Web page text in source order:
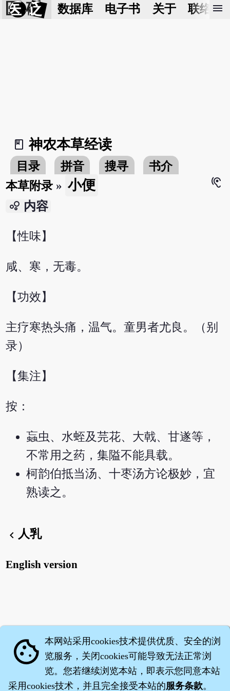
医 砭 数据库 电子书 关于 联络我
menu
book_2
神农本草经读
目录 拼音 搜寻
书介
本草附录 » 小便
hearing
bubble_chart 内容
【性味】
咸、寒，无毒。
【功效】
主疗寒热头痛，温气。童男者尤良。（别
录）
【集注】
按：
蝱虫、水蛭及芫花、大戟、甘遂等，
不常用之药，集隘不能具载。
柯韵伯抵当汤、十枣汤方论极妙，宜
熟读之。
chevron_left人乳
English version
cookie 本网站采用cookies技术提供优质、安全的浏
览服务，关闭cookies可能导致无法正常浏
览。您若继续浏览本站，即表示您同意本站
采用cookies技术，并且完全接受本站的服务条款。